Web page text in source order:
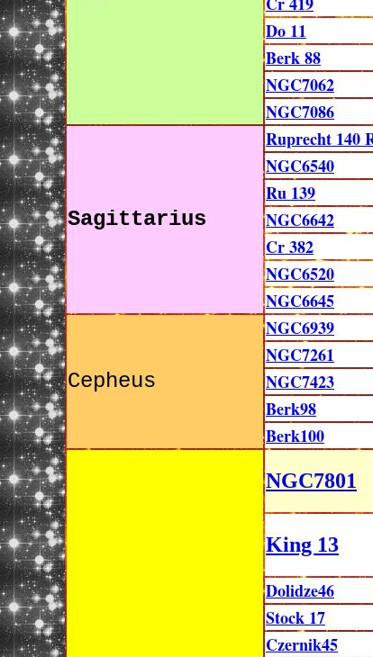
Do 11
Berk 88
NGC7062
NGC7086
Sagittarius
Ruprecht 140
NGC6540
Ru 139
NGC6642
Cr 382
NGC6520
NGC6645
Cepheus
NGC6939
NGC7261
NGC7423
Berk98
Berk100
NGC7801
King 13
Dolidze46
Stock 17
Czernik45